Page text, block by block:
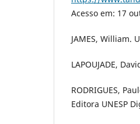
Acesso em: 17
JAMES, William.
LAPOUJADE,
RODRIGUES,
Editora UNESP